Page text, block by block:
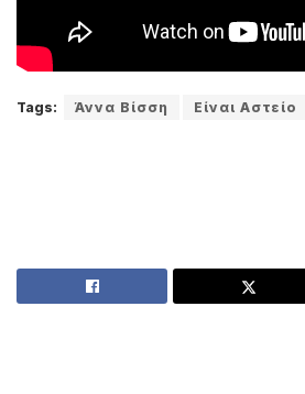
Tags: Άννα Βίσση Είναι Αστείο